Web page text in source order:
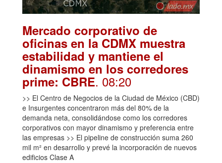
Mercado corporativo de
oficinas en la CDMX muestra
estabilidad y mantiene el
dinamismo en los corredores
prime: CBRE. 08:20
>> El Centro de Negocios de la Ciudad de México (CBD)
e Insurgentes concentraron más del 80% de la
demanda neta, consolidándose como los corredores
corporativos con mayor dinamismo y preferencia entre
las empresas >> El pipeline de construcción suma 260
mil m² en desarrollo y prevé la incorporación de nuevos
edificios Clase A